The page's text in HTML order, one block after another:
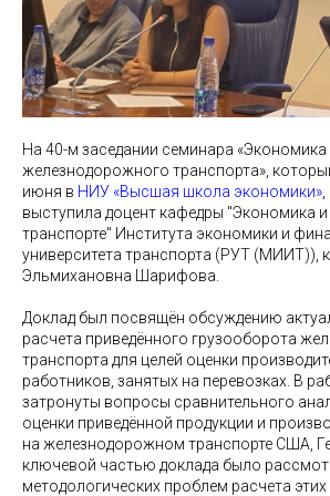
На 40-м заседании семинара «Экономика
железнодорожного транспорта»,
июня в НИУ «Высшая школа экономики»
выступила доцент кафедры "Экономика и
транспорте" Института экономики и
университета транспорта (РУТ (МИИТ)),
Эльмихановна Шарифова.
Доклад был посвящён обсуждению
расчета приведённого грузооборота
транспорта для целей оценки
работников, занятых на перевозках. В
затронуты вопросы сравнительного
оценки приведённой продукции и
на железнодорожном транспорте США,
ключевой частью доклада было
методологических проблем расчета этих